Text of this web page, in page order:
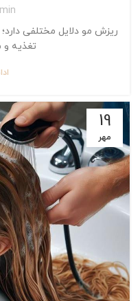
ریزش مو دلایل مختلفی
تغذیه
19
مهر